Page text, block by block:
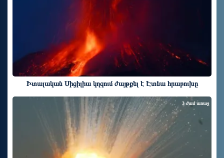
Իտալական Սիցիլիա կղզում ժայթքել է Էտնա հրաբուխը
3 ժամ առաջ